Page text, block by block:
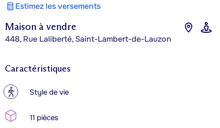
Maison à vendre
448, Rue Laliberté, Saint-Lambert-de-Lauzon
Estimez les versements
Caractéristiques
? Style de vie
11 pièces